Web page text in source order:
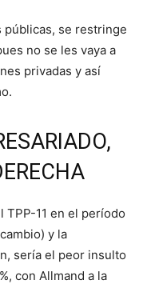
públicas, se restringe
no se les vaya a
privadas y así
TPP-11 en el período
y la
sería el peor insulto
con Allmand a la